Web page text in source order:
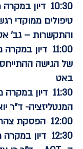
10:30 דיון
והתקשרות – גב'
11:00 דיון
של הגישה
באט
11:30 דיון
המנטליזציה- ד"ר
12:00 הפסקת צהריים
12:30 דיון